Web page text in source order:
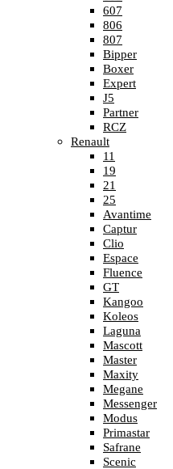
607
806
807
Bipper
Boxer
Expert
J5
Partner
RCZ
Renault
11
19
21
25
Avantime
Captur
Clio
Espace
Fluence
GT
Kangoo
Koleos
Laguna
Mascott
Master
Maxity
Megane
Messenger
Modus
Primastar
Safrane
Scenic